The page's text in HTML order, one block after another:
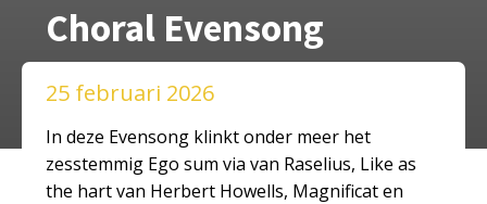
Choral Evensong
25 februari 2026
In deze Evensong klinkt onder meer het
zesstemmig Ego sum via van Raselius, Like as
the hart van Herbert Howells, Magnificat en